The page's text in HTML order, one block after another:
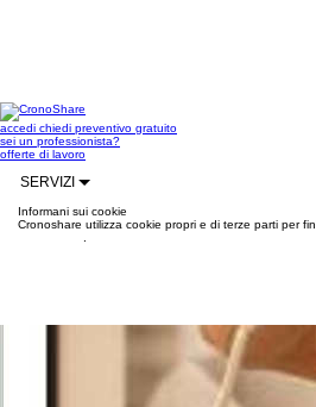
accedi chiedi preventivo gratuito
sei un professionista?
offerte di lavoro
SERVIZI
Informani sui cookie
Cronoshare utilizza cookie propri e di terze parti per